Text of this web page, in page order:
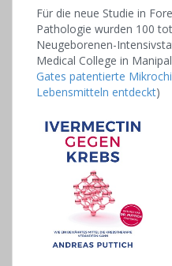
Für die neue Studie in
Pathologie wurden 100
Neugeborenen-
Medical College in
Gates patentierte
Lebensmitteln entdeckt)